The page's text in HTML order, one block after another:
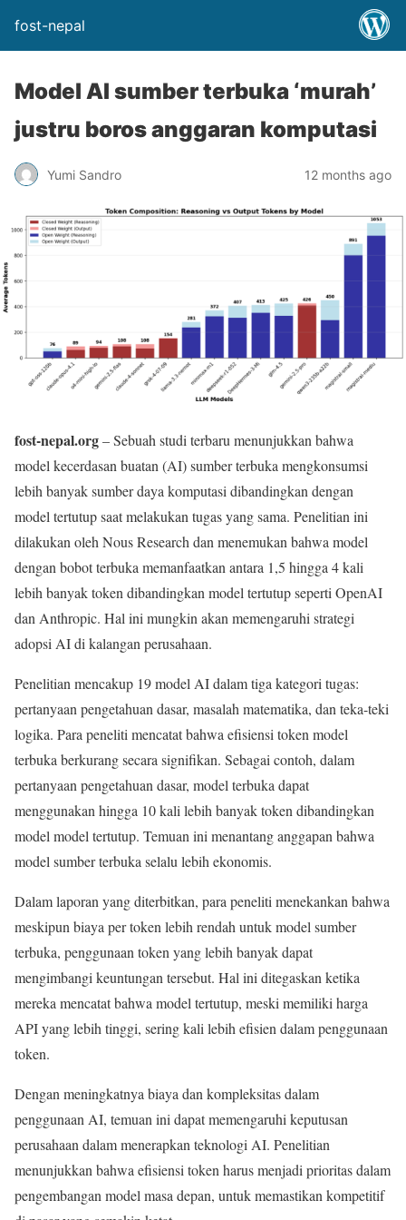
fost-nepal
Model AI sumber terbuka ‘murah’
justru boros anggaran komputasi
Yumi Sandro 12 months ago
fost-nepal.org– Sebuah studi terbaru menunjukkan bahwa
model kecerdasan buatan (AI) sumber terbuka mengkonsumsi
lebih banyak sumber daya komputasi dibandingkan dengan
model tertutup saat melakukan tugas yang sama. Penelitian ini
dilakukan oleh Nous Research dan menemukan bahwa model
dengan bobot terbuka memanfaatkan antara 1,5 hingga 4 kali
lebih banyak token dibandingkan model tertutup seperti OpenAI
dan Anthropic. Hal ini mungkin akan memengaruhi strategi
adopsi AI di kalangan perusahaan.
Penelitian mencakup 19 model AI dalam tiga kategori tugas:
pertanyaan pengetahuan dasar, masalah matematika, dan teka-teki
logika. Para peneliti mencatat bahwa efisiensi token model
terbuka berkurang secara signifikan. Sebagai contoh, dalam
pertanyaan pengetahuan dasar, model terbuka dapat
menggunakan hingga 10 kali lebih banyak token dibandingkan
model model tertutup. Temuan ini menantang anggapan bahwa
model sumber terbuka selalu lebih ekonomis.
Dalam laporan yang diterbitkan, para peneliti menekankan bahwa
meskipun biaya per token lebih rendah untuk model sumber
terbuka, penggunaan token yang lebih banyak dapat
mengimbangi keuntungan tersebut. Hal ini ditegaskan ketika
mereka mencatat bahwa model tertutup, meski memiliki harga
API yang lebih tinggi, sering kali lebih efisien dalam penggunaan
token.
Dengan meningkatnya biaya dan kompleksitas dalam
penggunaan AI, temuan ini dapat memengaruhi keputusan
perusahaan dalam menerapkan teknologi AI. Penelitian
menunjukkan bahwa efisiensi token harus menjadi prioritas dalam
pengembangan model masa depan, untuk memastikan kompetitif